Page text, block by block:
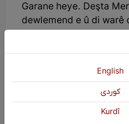
Garane heye. Deşta
dewlemend e û di warê
Deşta Sehene û
wek deştên din yên
pan û berîn e û
English
كوردی
Kurdî